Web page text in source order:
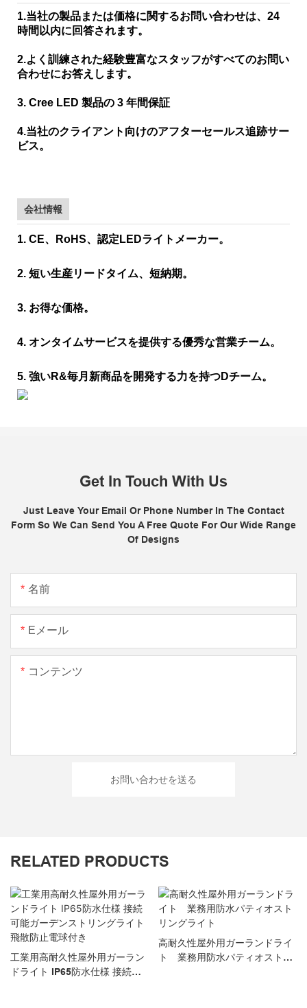
1.当社の製品または価格に関するお問い合わせは、24
時間以内に回答されます。
2.よく訓練された経験豊富なスタッフがすべてのお問い
合わせにお答えします。
3. Cree LED 製品の 3 年間保証
4.当社のクライアント向けのアフターセールス追跡サー
ビス。
会社情報
1. CE、RoHS、認定LEDライトメーカー。
2. 短い生産リードタイム、短納期。
3. お得な価格。
4. オンタイムサービスを提供する優秀な営業チーム。
5. 強いR&毎月新商品を開発する力を持つDチーム。
Get In Touch With Us
Just Leave Your Email Or Phone Number In The Contact
Form So We Can Send You A Free Quote For Our Wide Range
Of Designs
名前
Eメール
コンテンツ
お問い合わせを送る
RELATED PRODUCTS
工業用高耐久性屋外用ガーラン
ドライト IP65防水仕様 接続可
高耐久性屋外用ガーランドライ
ト 業務用防水パティオストリ